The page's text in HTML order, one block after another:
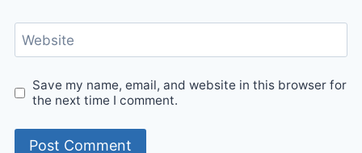
Website
Save my name, email, and website in this browser for
the next time I comment.